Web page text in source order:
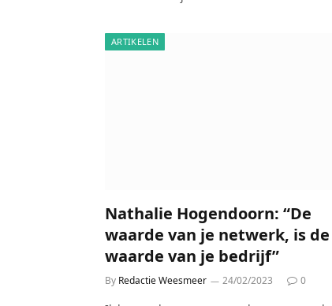
ARTIKELEN
Nathalie Hogendoorn: “De
waarde van je netwerk, is de
waarde van je bedrijf”
By Redactie Weesmeer 24/02/2023 0